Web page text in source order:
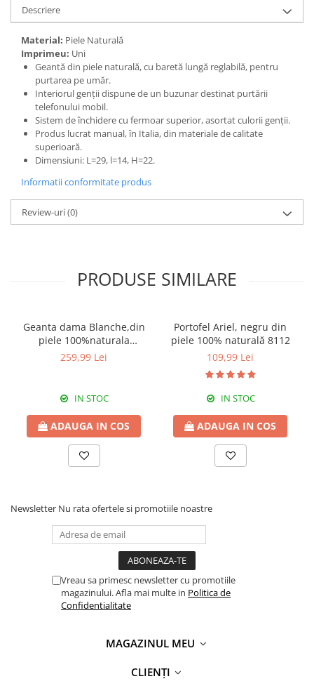
Descriere
Material: Piele Naturală
Imprimeu: Uni
Geantă din piele naturală, cu baretă lungă reglabilă, pentru
purtarea pe umăr.
Interiorul genții dispune de un buzunar destinat purtării
telefonului mobil.
Sistem de închidere cu fermoar superior, asortat culorii genții.
Produs lucrat manual, în Italia, din materiale de calitate
superioară.
Dimensiuni: L=29, l=14, H=22.
Informatii conformitate produs
Review-uri(0)
PRODUSE SIMILARE
Geanta dama Blanche,din
piele 100%naturala
Italia,8246,negru
259,99 Lei
IN STOC
ADAUGA IN COS
Portofel Ariel, negru din
piele 100% naturală 8112
109,99 Lei
IN STOC
ADAUGA IN COS
Newsletter Nu rata ofertele si promotiile noastre
Vreau sa primesc newsletter cu promotiile
magazinului. Afla mai multe in Politica de
Confidentialitate
MAGAZINUL MEU
CLIENȚI